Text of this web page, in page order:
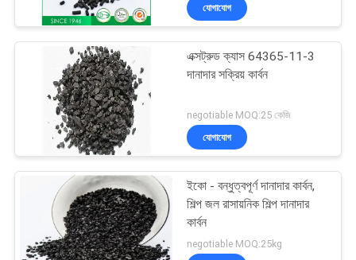
নিয়ন্ত্রণ
যোগাযোগ
খবর
যোগাযোগ
এক্সট্রুড ক্যাস 64365-11-3
দানাদার সক্রিয় কার্বন
negotiable MOQ:25 কেজি
যোগাযোগ
ইকো - বন্ধুত্বপূর্ণ দানাদার কার্বন,
শিল্প জল রাসায়নিক শিল্প দানাদার
কার্বন
negotiable MOQ:25kg